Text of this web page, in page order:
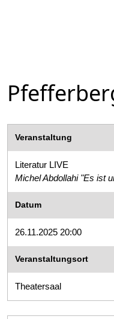
Veranstaltung
Literatur LIVE
Michel Abdollahi "Es ist
Datum
26.11.2025 20:00
Veranstaltungsort
Theatersaal